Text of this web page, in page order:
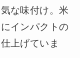
な味付け。米
インパクトの
上げていま